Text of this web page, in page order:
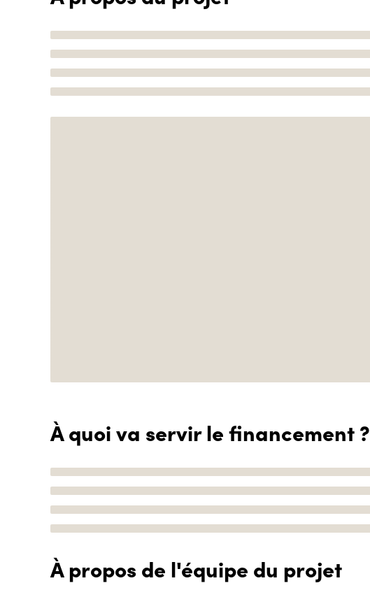
À quoi va servir le financement ?
À propos de l'équipe du projet